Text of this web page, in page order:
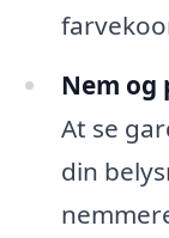
Nem og
At se
din